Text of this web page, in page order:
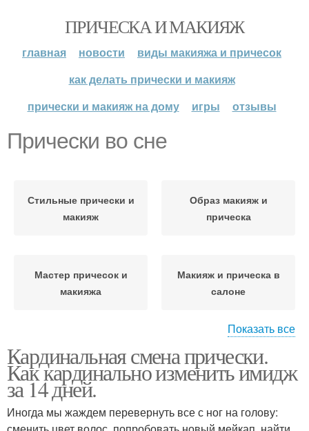
ПРИЧЕСКА И МАКИЯЖ
главная новости
виды макияжа и причесок
как делать прически и макияж
прически и макияж на дому
игры отзывы
Прически во сне
Стильные прически и
макияж
Образ макияж и
прическа
Мастер причесок и
макияжа
Макияж и прическа в
салоне
Прически дома
прическа
Вечерние прически и
Показать все
Кардинальная смена прически.
Как кардинально изменить имидж
за 14 дней.
Иногда мы жаждем перевернуть все с ног на голову: